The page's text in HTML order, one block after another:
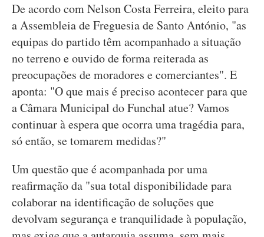
De acordo com Nelson Costa Ferreira, eleito para
a Assembleia de Freguesia de Santo António, "as
equipas do partido têm acompanhado a situação
no terreno e ouvido de forma reiterada as
preocupações de moradores e comerciantes". E
aponta: "O que mais é preciso acontecer para que
a Câmara Municipal do Funchal atue? Vamos
continuar à espera que ocorra uma tragédia para,
só então, se tomarem medidas?"
Um questão que é acompanhada por uma
reafirmação da "sua total disponibilidade para
colaborar na identificação de soluções que
devolvam segurança e tranquilidade à população,